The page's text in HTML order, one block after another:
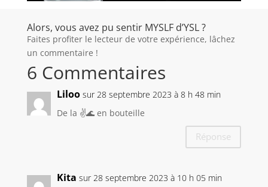
Alors, vous avez pu sentir MYSLF d’YSL ?
Faites profiter le lecteur de votre expérience, lâchez
un commentaire !
6 Commentaires
Liloo sur 28 septembre 2023 à 8 h 48 min
De la ✌️🌊 en bouteille
Réponse
Kita sur 28 septembre 2023 à 10 h 05 min